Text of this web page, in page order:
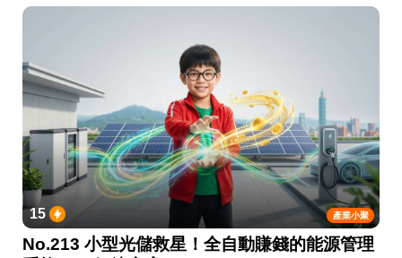
產業小聚
15
No.213 小型光儲救星！全自動賺錢的能源管理